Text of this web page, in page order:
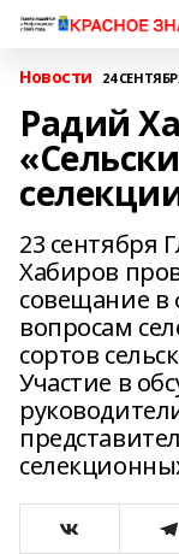
Новости 24
Радий
23 сентября
Хабиров
совещание в
вопросам
сортов
Участие в